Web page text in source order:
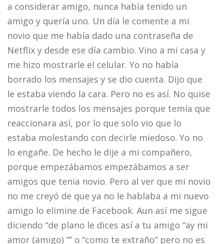
a considerar amigo, nunca había tenido un
amigo y quería uno. Un día le comente a mi
novio que me había dado una contraseña de
Netflix y desde ese día cambio. Vino a mi casa y
me hizo mostrarle el celular. Yo no había
borrado los mensajes y se dio cuenta. Dijo que
le estaba viendo la cara. Pero no es así. No quise
mostrarle todos los mensajes porque temía que
reaccionara así, por lo que solo vio que lo
estaba molestando con decirle miedoso. Yo no
lo engañe. De hecho le dije a mi compañero,
porque empezábamos empezábamos a ser
amigos que tenia novio. Pero al ver que mi novio
no me creyó de que ya no le hablaba a mi nuevo
amigo lo elimine de Facebook. Aun así me sigue
diciendo “de plano le dices así a tu amigo “ay mi
amor (amigo) “” o “como te extraño” pero no es